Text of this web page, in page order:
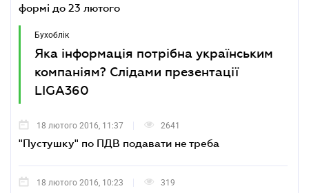
формі до 23 лютого
Бухоблік
Яка інформація потрібна українським
компаніям? Слідами презентації
LIGA360
18 лютого 2016, 11:37 2641
"Пустушку" по ПДВ подавати не треба
18 лютого 2016, 10:23 319